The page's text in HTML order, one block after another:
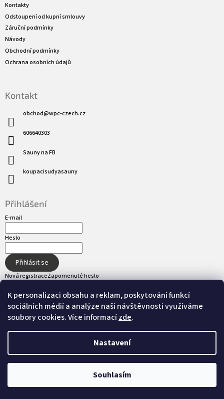
K personalizaci obsahu a reklam, poskytování funkcí
sociálních médií a analýze naší návštěvnosti využíváme
soubory cookies. Více informacízde.
Nastavení
Souhlasím
Kontakty
Odstoupení od kupní smlouvy
Záruční podmínky
Návody
Obchodní podmínky
Ochrana osobních údajů
Kontakt
obchod@wpc-czech.cz
606640303
Sauny na FB
koupacisudyasauny
Přihlášení
E-mail
Heslo
Přihlásit se
Nová registraceZapomenuté heslo
Přijímáme online platby
Vytvořil Shoptet
Nastavil tým EshopyUmíme.czCopyright 2026
vyhrazena.Upravit nastavení cookies